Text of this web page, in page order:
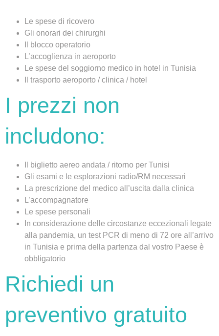
Le spese di ricovero
Gli onorari dei chirurghi
Il blocco operatorio
L’accoglienza in aeroporto
Le spese del soggiorno medico in hotel in Tunisia
Il trasporto aeroporto / clinica / hotel
I prezzi non
includono:
Il biglietto aereo andata / ritorno per Tunisi
Gli esami e le esplorazioni radio/RM necessari
La prescrizione del medico all’uscita dalla clinica
L’accompagnatore
Le spese personali
In considerazione delle circostanze eccezionali legate
alla pandemia, un test PCR di meno di 72 ore all’arrivo
in Tunisia e prima della partenza dal vostro Paese è
obbligatorio
Richiedi un
preventivo gratuito